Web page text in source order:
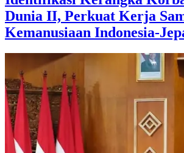
Dunia II, Perkuat Kerja
Kemanusiaan Indonesia-